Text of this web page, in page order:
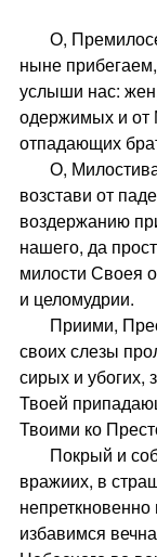
О,
ныне
услыши нас:
одержимых и от
отпадающих
О,
возстави от
воздержанию
нашего, да
милости Своея
и целомудрии.
Приими,
своих слезы
сирых и убогих,
Твоей
Твоими ко
Покрый и
вражиих, в
избавимся